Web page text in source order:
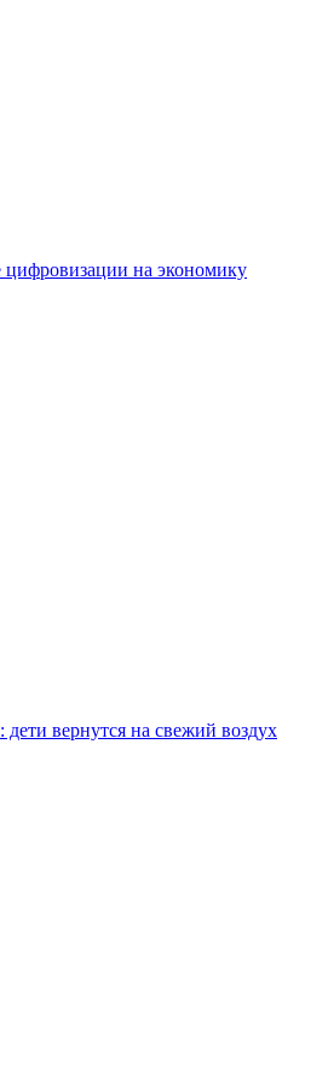
на экономику
вернутся на свежий воздух